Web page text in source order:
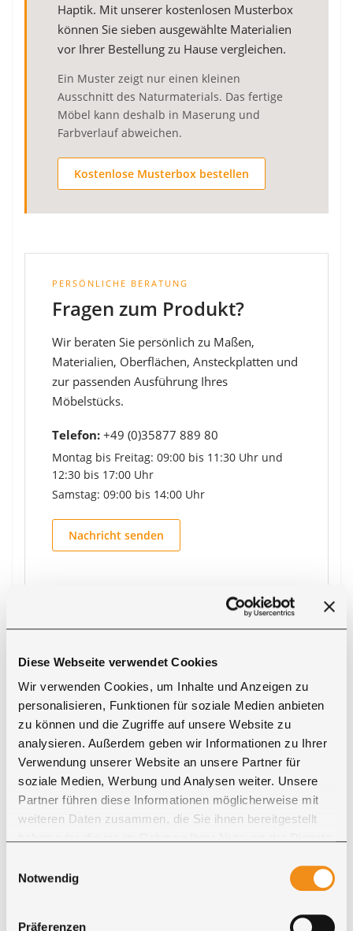
Diese Webseite verwendet Cookies
Wir verwenden Cookies, um Inhalte und Anzeigen zu
personalisieren, Funktionen für soziale Medien anbieten
zu können und die Zugriffe auf unsere Website zu
analysieren. Außerdem geben wir Informationen zu Ihrer
Verwendung unserer Website an unsere Partner für
soziale Medien, Werbung und Analysen weiter. Unsere
Partner führen diese Informationen möglicherweise mit
weiteren Daten zusammen, die Sie ihnen bereitgestellt
Cookies, wenn Sie unsere Webseite weiterhin nutzen.
Notwendig
Präferenzen
Haptik. Mit unserer kostenlosen Musterbox
können Sie sieben ausgewählte Materialien
vor Ihrer Bestellung zu Hause vergleichen.
Ein Muster zeigt nur einen kleinen
Ausschnitt des Naturmaterials. Das fertige
Möbel kann deshalb in Maserung und
Farbverlauf abweichen.
Kostenlose Musterbox bestellen
PERSÖNLICHE BERATUNG
Fragen zum Produkt?
Wir beraten Sie persönlich zu Maßen,
Materialien, Oberflächen, Ansteckplatten und
zur passenden Ausführung Ihres
Möbelstücks.
Telefon: +49 (0)35877 889 80
Montag bis Freitag: 09:00 bis 11:30 Uhr und
12:30 bis 17:00 Uhr
Samstag: 09:00 bis 14:00 Uhr
Nachricht senden
ECHTE KUNDENMÖBEL
Referenzen unserer Kunden
Michael S.
„Wir sind sehr zufrieden mit dem tollen Tisch.